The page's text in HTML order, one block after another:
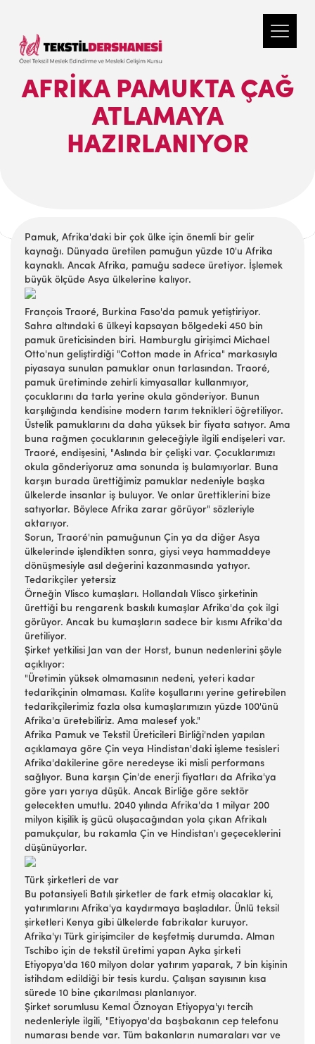
AFRIKA PAMUKTA ÇAĞ
ATLAMAYA
HAZIRLANIYOR
Pamuk, Afrika'daki bir çok ülke için önemli bir gelir
kaynağı. Dünyada üretilen pamuğun yüzde 10'u Afrika
kaynaklı. Ancak Afrika, pamuğu sadece üretiyor. İşlemek
büyük ölçüde Asya ülkelerine kalıyor.
François Traoré, Burkina Faso'da pamuk yetiştiriyor.
Sahra altındaki 6 ülkeyi kapsayan bölgedeki 450 bin
pamuk üreticisinden biri. Hamburglu girişimci Michael
Otto'nun geliştirdiği "Cotton made in Africa" markasıyla
piyasaya sunulan pamuklar onun tarlasından. Traoré,
pamuk üretiminde zehirli kimyasallar kullanmıyor,
çocuklarını da tarla yerine okula gönderiyor. Bunun
karşılığında kendisine modern tarım teknikleri öğretiliyor.
Üstelik pamuklarını da daha yüksek bir fiyata satıyor. Ama
buna rağmen çocuklarının geleceğiyle ilgili endişeleri var.
Traoré, endişesini, "Aslında bir çelişki var. Çocuklarımızı
okula gönderiyoruz ama sonunda iş bulamıyorlar. Buna
karşın burada ürettiğimiz pamuklar nedeniyle başka
ülkelerde insanlar iş buluyor. Ve onlar ürettiklerini bize
satıyorlar. Böylece Afrika zarar görüyor" sözleriyle
aktarıyor.
Sorun, Traoré'nin pamuğunun Çin ya da diğer Asya
ülkelerinde işlendikten sonra, giysi veya hammaddeye
dönüşmesiyle asıl değerini kazanmasında yatıyor.
Tedarikçiler yetersiz
Örneğin Vlisco kumaşları. Hollandalı Vlisco şirketinin
ürettiği bu rengarenk baskılı kumaşlar Afrika'da çok ilgi
görüyor. Ancak bu kumaşların sadece bir kısmı Afrika'da
üretiliyor.
Şirket yetkilisi Jan van der Horst, bunun nedenlerini şöyle
açıklıyor:
"Üretimin yüksek olmamasının nedeni, yeteri kadar
tedarikçinin olmaması. Kalite koşullarını yerine getirebilen
tedarikçilerimiz fazla olsa kumaşlarımızın yüzde 100'ünü
Afrika'a üretebiliriz. Ama malesef yok."
Afrika Pamuk ve Tekstil Üreticileri Birliği'nden yapılan
açıklamaya göre Çin veya Hindistan'daki işleme tesisleri
Afrika'dakilerine göre neredeyse iki misli performans
sağlıyor. Buna karşın Çin'de enerji fiyatları da Afrika'ya
göre yarı yarıya düşük. Ancak Birliğe göre sektör
gelecekten umutlu. 2040 yılında Afrika'da 1 milyar 200
milyon kişilik iş gücü oluşacağından yola çıkan Afrikalı
pamukçular, bu rakamla Çin ve Hindistan'ı geçeceklerini
düşünüyorlar.
Türk şirketleri de var
Bu potansiyeli Batılı şirketler de fark etmiş olacaklar ki,
yatırımlarını Afrika'ya kaydırmaya başladılar. Ünlü teksil
şirketleri Kenya gibi ülkelerde fabrikalar kuruyor.
Afrika'yı Türk girişimciler de keşfetmiş durumda. Alman
Tschibo için de tekstil üretimi yapan Ayka şirketi
Etiyopya'da 160 milyon dolar yatırım yaparak, 7 bin kişinin
istihdam edildiği bir tesis kurdu. Çalışan sayısının kısa
sürede 10 bine çıkarılması planlanıyor.
Şirket sorumlusu Kemal Öznoyan Etiyopya'yı tercih
nedenleriyle ilgili, "Etiyopya'da başbakanın cep telefonu
numarası bende var. Tüm bakanların numaraları var ve